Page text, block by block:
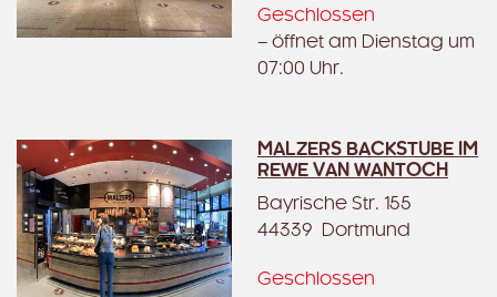
Geschlossen
– öffnet am Dienstag um
07:00 Uhr.
MALZERS BACKSTUBE IM
REWE VAN WANTOCH
Bayrische Str. 155
44339 Dortmund
Geschlossen